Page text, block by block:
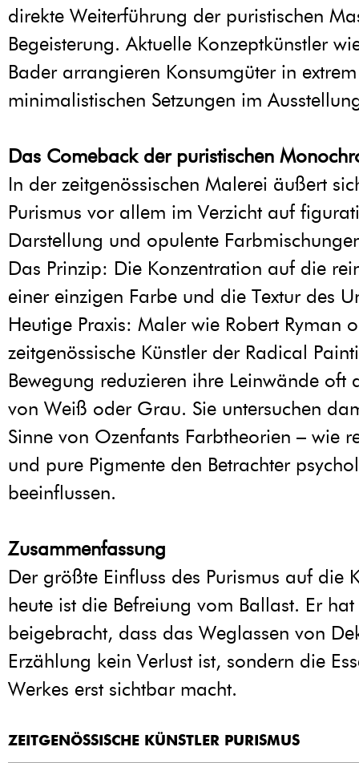
direkte Weiterführung der puristischen
Begeisterung. Aktuelle Konzeptkünstler
Bader arrangieren Konsumgüter in extrem
minimalistischen Setzungen im
Das Comeback der puristischen
In der zeitgenössischen Malerei äußert
Purismus vor allem im Verzicht auf
Darstellung und opulente
Das Prinzip: Die Konzentration auf die
einer einzigen Farbe und die Textur des
Heutige Praxis: Maler wie Robert Ryman
zeitgenössische Künstler der Radical
Bewegung reduzieren ihre Leinwände oft
von Weiß oder Grau. Sie untersuchen
Sinne von Ozenfants Farbtheorien – wie
und pure Pigmente den Betrachter
beeinflussen.
Zusammenfassung
Der größte Einfluss des Purismus auf die
heute ist die Befreiung vom Ballast. Er hat
beigebracht, dass das Weglassen von
Erzählung kein Verlust ist, sondern die
Werkes erst sichtbar macht.
ZEITGENÖSSISCHE KÜNSTLER PURISMUS